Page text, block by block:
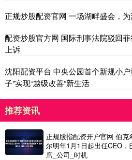
正规炒股配资官网 一场湖畔盛会，
配资炒股官方网 国际刑事法院驳回
上诉
沈阳配资平台 中央公园首个新规小
子”实现“越级改善”新生活
推荐资讯
正规股指配资开户官网 伯
尔明年1月1日起出任CEO
席_公司_时机